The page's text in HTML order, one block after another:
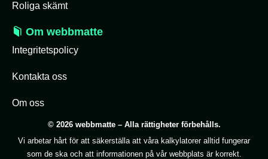
Roliga skämt
Om webbmatte
Integritetspolicy
Kontakta oss
Om oss
© 2026 webbmatte – Alla rättigheter förbehålls.
Vi arbetar hårt för att säkerställa att våra kalkylatorer alltid fungerar
som de ska och att informationen på vår webbplats är korrekt.